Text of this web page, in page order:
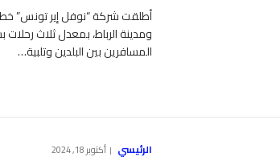
أطلقت شركة “نوفل إير تونس” خطا
ومدينة الرباط، بمعدل ثلاث
المسافرين بين البلدين وتلبية…
الرئيسي أكتوبر 18, 2024